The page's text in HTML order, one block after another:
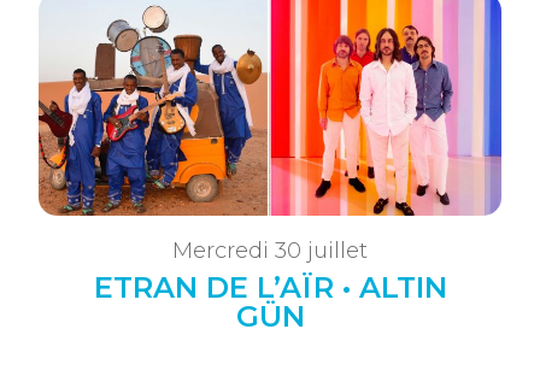
Mercredi 30 juillet
ETRAN DE L’AÏR • ALTIN
GÜN